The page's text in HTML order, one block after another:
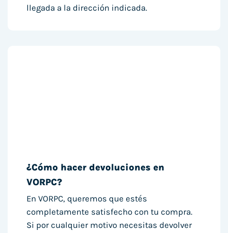
llegada a la dirección indicada.
¿Cómo hacer devoluciones en
VORPC?
En VORPC, queremos que estés
completamente satisfecho con tu compra.
Si por cualquier motivo necesitas devolver